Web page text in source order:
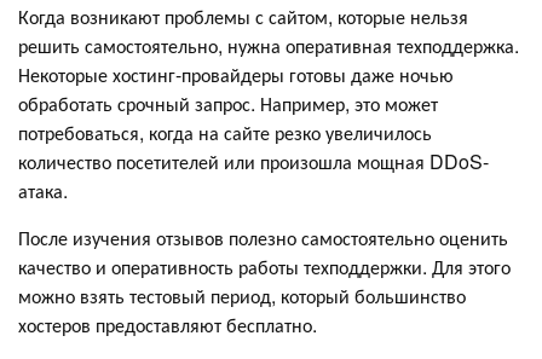
Когда возникают проблемы с сайтом, которые нельзя
решить самостоятельно, нужна оперативная техподдержка.
Некоторые хостинг-провайдеры готовы даже ночью
обработать срочный запрос. Например, это может
потребоваться, когда на сайте резко увеличилось
количество посетителей или произошла мощная DDoS-
атака.
После изучения отзывов полезно самостоятельно оценить
качество и оперативность работы техподдержки. Для этого
можно взять тестовый период, который большинство
хостеров предоставляют бесплатно.